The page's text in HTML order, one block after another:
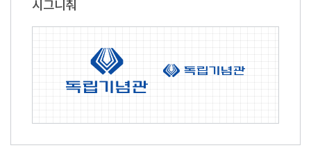
시그니춰